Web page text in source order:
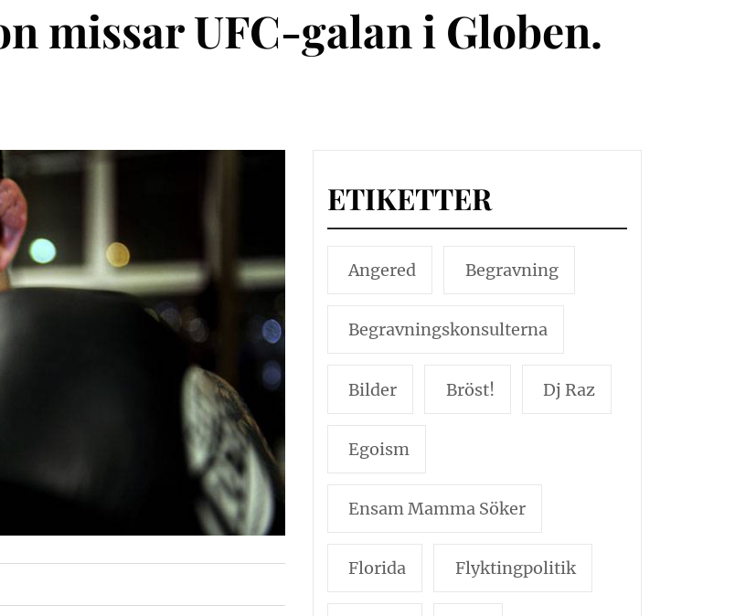
missar UFC-galan i Globen.
ETIKETTER
Angered Begravning
Begravningskonsulterna
Bilder Bröst! Dj Raz
Egoism
Ensam Mamma Söker
Florida Flyktingpolitik